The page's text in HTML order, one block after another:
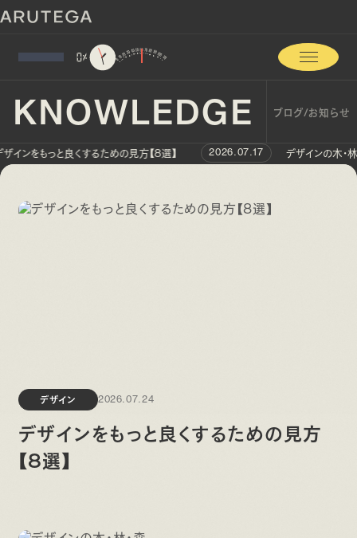
0%
ブログ/お知らせ
KNOWLEDGE
ンをもっと良くするための見方【8選】 2026.07.17 デザインの木・林・
デザインをもっと良くするための見方
【8選】
デザイン 2026.07.24